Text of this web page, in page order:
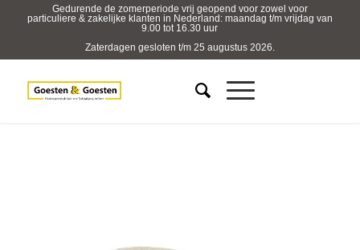
Gedurende de zomerperiode vrij geopend voor zowel voor
particuliere & zakelijke klanten in Nederland: maandag t/m vrijdag van
9.00 tot 16.30 uur
Zaterdagen gesloten t/m 25 augustus 2026.